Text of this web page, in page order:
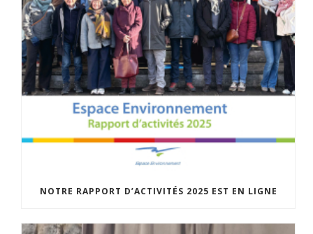
NOTRE RAPPORT D’ACTIVITÉS 2025 EST EN LIGNE